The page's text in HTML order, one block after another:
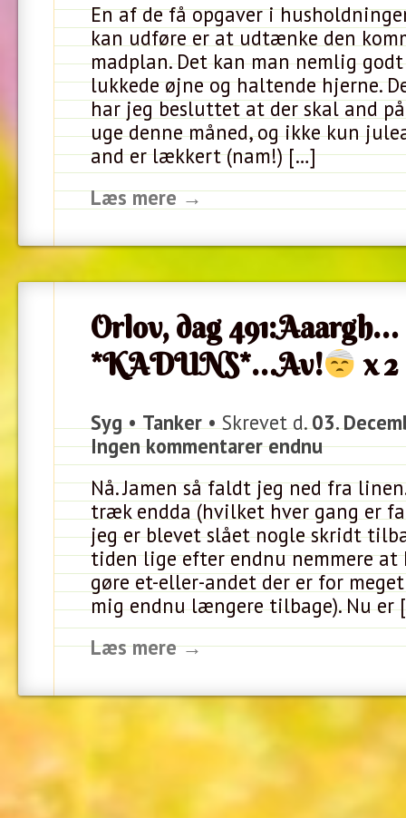
En af de få opgaver i
kan udføre er at udtænke den
madplan. Det kan man nemlig
lukkede øjne og haltende hjerne.
har jeg besluttet at der skal and
uge denne måned, og ikke kun
and er lækkert (nam!) […]
Læs mere →
Orlov, dag 491:Aaargh…
*KADUNS*…Av!
x 2
Syg•Tanker• Skrevet d.03.
Ingen kommentarer endnu
Nå. Jamen så faldt jeg ned fra
træk endda (hvilket hver gang er
jeg er blevet slået nogle skridt
tiden lige efter endnu nemmere
gøre et-eller-andet der er for
mig endnu længere tilbage). Nu er
Læs mere →